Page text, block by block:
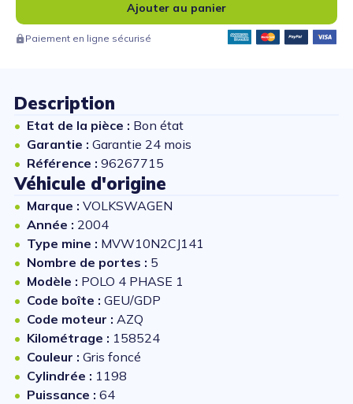
Ajouter au panier
Paiement en ligne sécurisé
Description
Etat de la pièce : Bon état
Garantie : Garantie 24 mois
Référence : 96267715
Véhicule d'origine
Marque : VOLKSWAGEN
Année : 2004
Type mine : MVW10N2CJ141
Nombre de portes : 5
Modèle : POLO 4 PHASE 1
Code boîte : GEU/GDP
Code moteur : AZQ
Kilométrage : 158524
Couleur : Gris foncé
Cylindrée : 1198
Puissance : 64